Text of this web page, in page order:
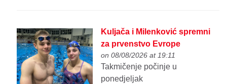
Kuljača i Milenković spremni
za prvenstvo Evrope
on 08/08/2026 at 19:11
Takmičenje počinje u
ponedjeljak